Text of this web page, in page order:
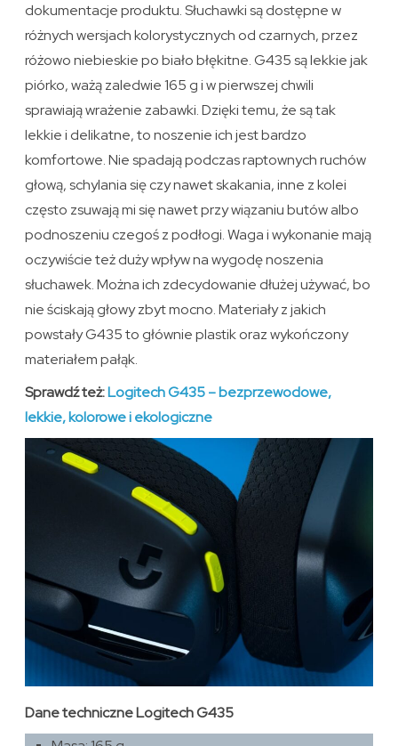
dokumentacje produktu. Słuchawki są dostępne w
różnych wersjach kolorystycznych od czarnych, przez
różowo niebieskie po biało błękitne. G435 są lekkie jak
piórko, ważą zaledwie 165 g i w pierwszej chwili
sprawiają wrażenie zabawki. Dzięki temu, że są tak
lekkie i delikatne, to noszenie ich jest bardzo
komfortowe. Nie spadają podczas raptownych ruchów
głową, schylania się czy nawet skakania, inne z kolei
często zsuwają mi się nawet przy wiązaniu butów albo
podnoszeniu czegoś z podłogi. Waga i wykonanie mają
oczywiście też duży wpływ na wygodę noszenia
słuchawek. Można ich zdecydowanie dłużej używać, bo
nie ściskają głowy zbyt mocno. Materiały z jakich
powstały G435 to głównie plastik oraz wykończony
materiałem pałąk.
Sprawdź też:Logitech G435 – bezprzewodowe,
lekkie, kolorowe i ekologiczne
Dane techniczne Logitech G435